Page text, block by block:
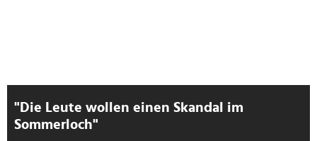
"Die Leute wollen einen Skandal im
Sommerloch"